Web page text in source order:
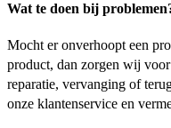
Wat te doen bij
Mocht er onverhoopt een
product, dan zorgen wij
reparatie, vervanging of
onze klantenservice en